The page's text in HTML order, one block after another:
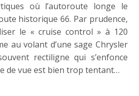
où l’autoroute longe le
historique 66. Par prudence,
le « cruise control » à 120
au volant d’une sage Chrysler
rectiligne qui s’enfonce
de vue est bien trop tentant…